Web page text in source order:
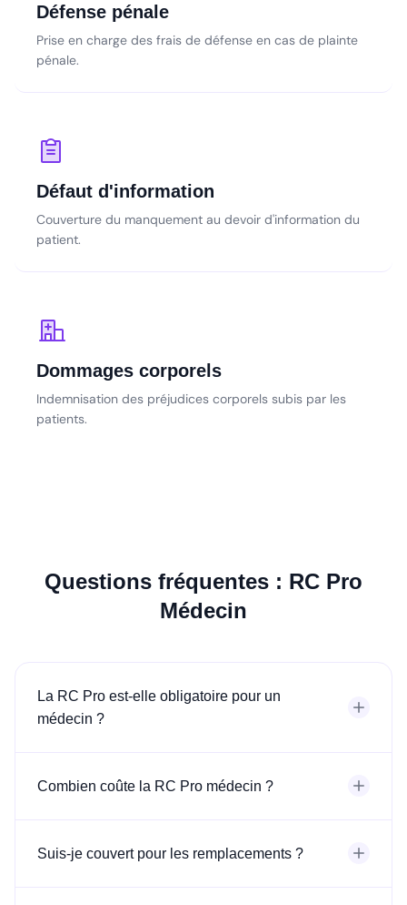
Défense pénale
Prise en charge des frais de défense en cas de plainte
pénale.
Défaut d'information
Couverture du manquement au devoir d'information du
patient.
Dommages corporels
Indemnisation des préjudices corporels subis par les
patients.
Questions fréquentes : RC Pro
Médecin
La RC Pro est-elle obligatoire pour un
médecin ?
Combien coûte la RC Pro médecin ?
Suis-je couvert pour les remplacements ?